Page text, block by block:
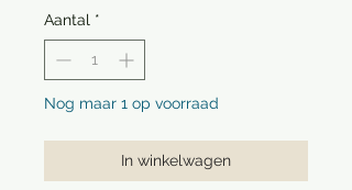
Aantal *
Nog maar 1 op voorraad
In winkelwagen